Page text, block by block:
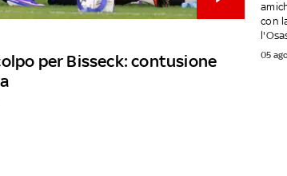
per Bisseck: contusione
con
05